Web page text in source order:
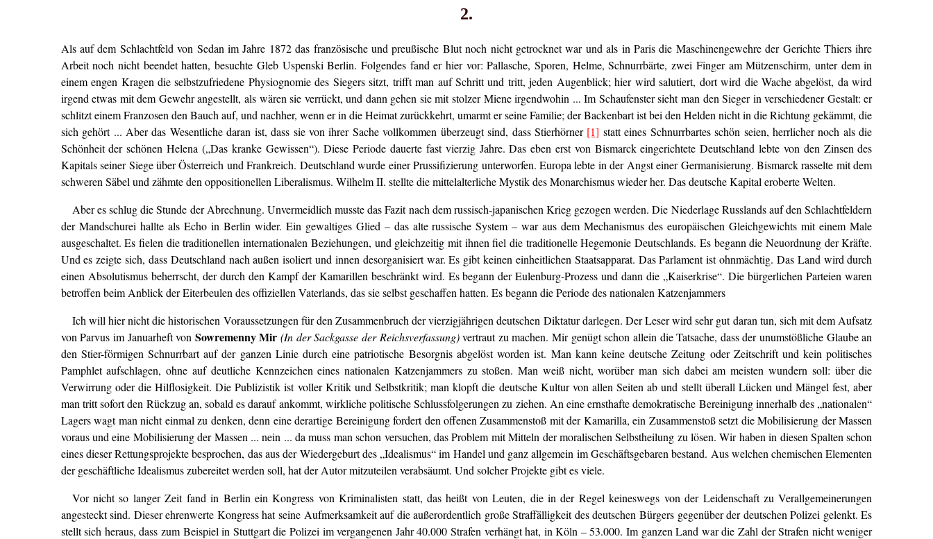
2.
Als auf dem Schlachtfeld von Sedan im Jahre 1872 das französische und preußische Blut noch nicht getrocknet war und als in Paris die Maschinengewehre der Gerichte Thiers ihre
Arbeit noch nicht beendet hatten, besuchte Gleb Uspenski Berlin. Folgendes fand er hier vor: Pallasche, Sporen, Helme, Schnurrbärte, zwei Finger am Mützenschirm, unter dem in
einem engen Kragen die selbstzufriedene Physiognomie des Siegers sitzt, trifft man auf Schritt und tritt, jeden Augenblick; hier wird salutiert, dort wird die Wache abgelöst, da wird
irgend etwas mit dem Gewehr angestellt, als wären sie verrückt, und dann gehen sie mit stolzer Miene irgendwohin ... Im Schaufenster sieht man den Sieger in verschiedener Gestalt: er
schlitzt einem Franzosen den Bauch auf, und nachher, wenn er in die Heimat zurückkehrt, umarmt er seine Familie; der Backenbart ist bei den Helden nicht in die Richtung gekämmt, die
sich gehört ... Aber das Wesentliche daran ist, dass sie von ihrer Sache vollkommen überzeugt sind, dass Stierhörner [1] statt eines Schnurrbartes schön seien, herrlicher noch als die
Schönheit der schönen Helena („Das kranke Gewissen“). Diese Periode dauerte fast vierzig Jahre. Das eben erst von Bismarck eingerichtete Deutschland lebte von den Zinsen des
Kapitals seiner Siege über Österreich und Frankreich. Deutschland wurde einer Prussifizierung unterworfen. Europa lebte in der Angst einer Germanisierung. Bismarck rasselte mit dem
schweren Säbel und zähmte den oppositionellen Liberalismus. Wilhelm II. stellte die mittelalterliche Mystik des Monarchismus wieder her. Das deutsche Kapital eroberte Welten.
Aber es schlug die Stunde der Abrechnung. Unvermeidlich musste das Fazit nach dem russisch-japanischen Krieg gezogen werden. Die Niederlage Russlands auf den Schlachtfeldern
der Mandschurei hallte als Echo in Berlin wider. Ein gewaltiges Glied – das alte russische System – war aus dem Mechanismus des europäischen Gleichgewichts mit einem Male
ausgeschaltet. Es fielen die traditionellen internationalen Beziehungen, und gleichzeitig mit ihnen fiel die traditionelle Hegemonie Deutschlands. Es begann die Neuordnung der Kräfte.
Und es zeigte sich, dass Deutschland nach außen isoliert und innen desorganisiert war. Es gibt keinen einheitlichen Staatsapparat. Das Parlament ist ohnmächtig. Das Land wird durch
einen Absolutismus beherrscht, der durch den Kampf der Kamarillen beschränkt wird. Es begann der Eulenburg-Prozess und dann die „Kaiserkrise“. Die bürgerlichen Parteien waren
betroffen beim Anblick der Eiterbeulen des offiziellen Vaterlands, das sie selbst geschaffen hatten. Es begann die Periode des nationalen Katzenjammers
Ich will hier nicht die historischen Voraussetzungen für den Zusammenbruch der vierzigjährigen deutschen Diktatur darlegen. Der Leser wird sehr gut daran tun, sich mit dem Aufsatz
von Parvus im Januarheft von Sowremenny Mir (In der Sackgasse der Reichsverfassung)vertraut zu machen. Mir genügt schon allein die Tatsache, dass der unumstößliche Glaube an
den Stier-förmigen Schnurrbart auf der ganzen Linie durch eine patriotische Besorgnis abgelöst worden ist. Man kann keine deutsche Zeitung oder Zeitschrift und kein politisches
Pamphlet aufschlagen, ohne auf deutliche Kennzeichen eines nationalen Katzenjammers zu stoßen. Man weiß nicht, worüber man sich dabei am meisten wundern soll: über die
Verwirrung oder die Hilflosigkeit. Die Publizistik ist voller Kritik und Selbstkritik; man klopft die deutsche Kultur von allen Seiten ab und stellt überall Lücken und Mängel fest, aber
man tritt sofort den Rückzug an, sobald es darauf ankommt, wirkliche politische Schlussfolgerungen zu ziehen. An eine ernsthafte demokratische Bereinigung innerhalb des „nationalen“
Lagers wagt man nicht einmal zu denken, denn eine derartige Bereinigung fordert den offenen Zusammenstoß mit der Kamarilla, ein Zusammenstoß setzt die Mobilisierung der Massen
voraus und eine Mobilisierung der Massen ... nein ... da muss man schon versuchen, das Problem mit Mitteln der moralischen Selbstheilung zu lösen. Wir haben in diesen Spalten schon
eines dieser Rettungsprojekte besprochen, das aus der Wiedergeburt des „Idealismus“ im Handel und ganz allgemein im Geschäftsgebaren bestand. Aus welchen chemischen Elementen
der geschäftliche Idealismus zubereitet werden soll, hat der Autor mitzuteilen verabsäumt. Und solcher Projekte gibt es viele.
Vor nicht so langer Zeit fand in Berlin ein Kongress von Kriminalisten statt, das heißt von Leuten, die in der Regel keineswegs von der Leidenschaft zu Verallgemeinerungen
angesteckt sind. Dieser ehrenwerte Kongress hat seine Aufmerksamkeit auf die außerordentlich große Straffälligkeit des deutschen Bürgers gegenüber der deutschen Polizei gelenkt. Es
stellt sich heraus, dass zum Beispiel in Stuttgart die Polizei im vergangenen Jahr 40.000 Strafen verhängt hat, in Köln – 53.000. Im ganzen Land war die Zahl der Strafen nicht weniger